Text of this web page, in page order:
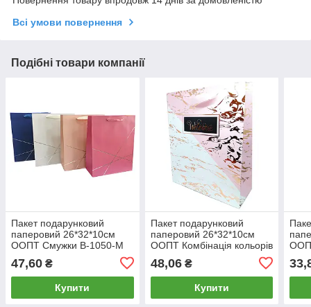
Всі умови повернення
Подібні товари компанії
Пакет подарунковий
паперовий 26*32*10см
ООПТ Смужки В-1050-M
47,60 ₴
Купити
Пакет подарунковий
паперовий 26*32*10см
ООПТ Комбінація кольорів
48,06₴
Купити